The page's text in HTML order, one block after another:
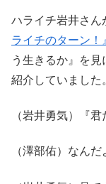
ハライチ岩井さん
ライチのターン！
う生きるか』を
紹介していました
（岩井勇気）『
（澤部佑）なん